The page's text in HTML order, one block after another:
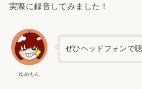
実際に録音してみました！
ゆめもん
ぜひヘッドフォンで